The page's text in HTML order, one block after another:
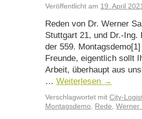
Veröffentlicht am 19. April
Reden von Dr. Werner
Stuttgart 21, und Dr.-
der 559.
Freunde, eigentlich sollt
Arbeit, überhaupt aus
… Weiterlesen →
Verschlagwortet mit City-
Montagsdemo, Rede, Werner